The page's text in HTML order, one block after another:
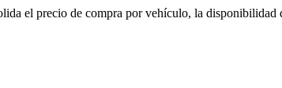
el precio de compra por vehículo, la